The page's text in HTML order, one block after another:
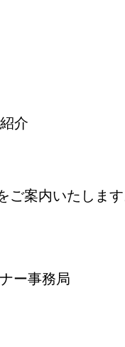
介
案内いたします
ー事務局